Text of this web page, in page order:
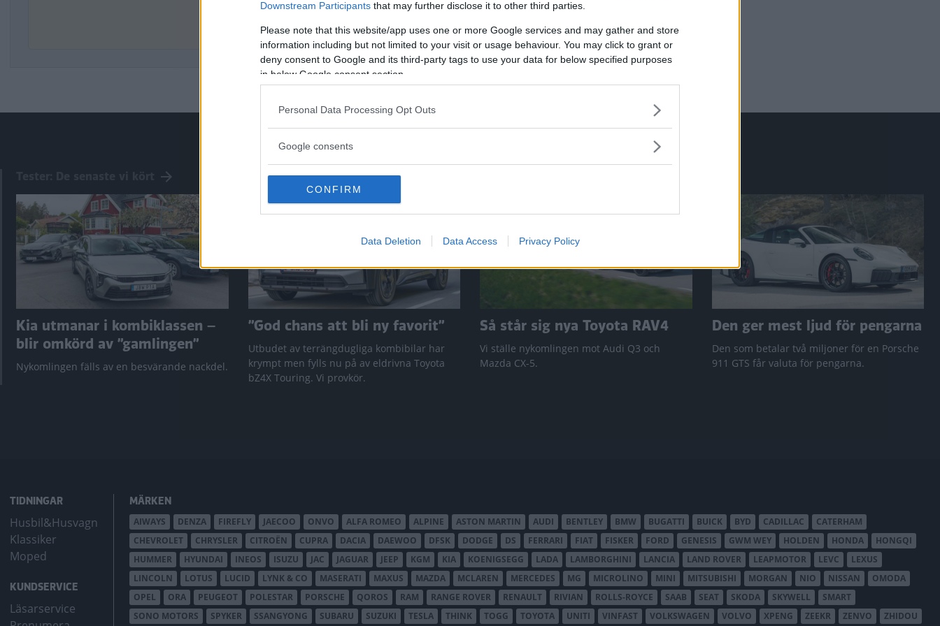
Downstream Participants that may further disclose it to other third parties.
Please note that this website/app uses one or more Google services and may gather and store
information including but not limited to your visit or usage behaviour. You may click to grant or
deny consent to Google and its third-party tags to use your data for below specified purposes
in below Google consent section.
Personal Data Processing Opt Outs
Google consents
CONFIRM
Data Deletion Data Access Privacy Policy
Kia utmanar i kombiklassen –
blir omkörd av ”gamlingen”
Nykomlingen fälls av en besvärande nackdel.
”God chans att bli ny favorit”
Utbudet av terrängdugliga kombibilar har
krympt men fylls nu på av eldrivna Toyota
bZ4X Touring. Vi provkör.
Så står sig nya Toyota RAV4
Vi ställe nykomlingen mot Audi Q3 och
Mazda CX-5.
Den ger mest ljud för pengarna
Den som betalar två miljoner för en Porsche
911 GTS får valuta för pengarna.
TIDNINGAR
Husbil&Husvagn
Klassiker
Moped
KUNDSERVICE
Läsarservice
MÄRKEN
AIWAYS DENZA FIREFLY JAECOO ONVO ALFA ROMEO ALPINE ASTON MARTIN AUDI BENTLEY BMW BUGATTI BUICK BYD CADILLAC
CATERHAM
CHEVROLET
CHRYSLER CITROËN CUPRA DACIA DAEWOO DFSK DODGE DS FERRARI FIAT FISKER FORD GENESIS GWM WEY HOLDEN HONDA
HONGQI
HUMMER
HYUNDAI INEOS ISUZU JAC JAGUAR JEEP KGM KIA KOENIGSEGG LADA LAMBORGHINI LANCIA LAND ROVER LEAPMOTOR LEVC
LEXUS
LINCOLN
LOTUS LUCID LYNK & CO MASERATI MAXUS MAZDA MCLAREN MERCEDES MG MICROLINO MINI MITSUBISHI MORGAN NIO NISSAN
OMODA
OPEL
ORA PEUGEOT POLESTAR PORSCHE QOROS RAM RANGE ROVER RENAULT RIVIAN ROLLS-ROYCE SAAB SEAT SKODA SKYWELL
SMART
SONO MOTORS
SPYKER SSANGYONG SUBARU SUZUKI TESLA THINK TOGG TOYOTA UNITI VINFAST VOLKSWAGEN VOLVO XPENG ZEEKR ZENVO ZHIDOU